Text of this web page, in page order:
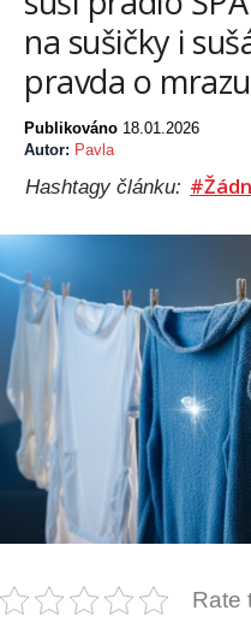
na sušičky i
pravda o
Publikováno 18.01.2026
Autor: Pavla
Hashtagy článku:
Rate